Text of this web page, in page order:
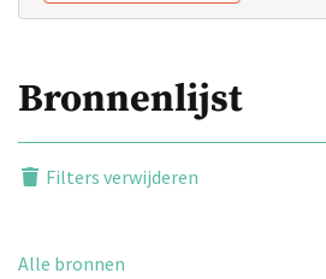
Bronnenlijst
Filters verwijderen
Alle bronnen